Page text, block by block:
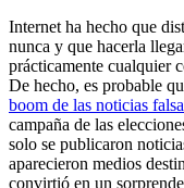
Internet ha hecho que
nunca y que hacerla
prácticamente cualquier
De hecho, es probable
boom de las noticias
campaña de las
solo se publicaron
aparecieron medios
convirtió en un